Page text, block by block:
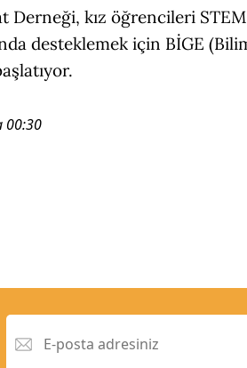
Derneği, kız öğrencileri
desteklemek için BİGE
00:30